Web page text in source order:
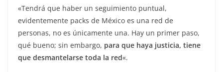
«Tendrá que haber un seguimiento puntual,
evidentemente packs de México es una red de
personas, no es únicamente una. Hay un primer paso,
qué bueno; sin embargo, para que haya justicia, tiene
que desmantelarse toda la red«.